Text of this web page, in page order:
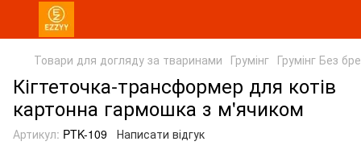
Товари для догляду за тваринами Грумінг Грумінг Без
Кігтеточка-трансформер для котів
картонна гармошка з м'ячиком
Артикул: PTK-109 Написати відгук